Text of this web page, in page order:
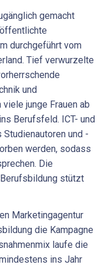
gemacht
durchgeführt vom
Tief verwurzelte
und
junge Frauen ab
Berufsfeld. ICT- und
und -
werden, sodass
Die
stützt
Marketingagentur
die Kampagne
laufe die
ins Jahr